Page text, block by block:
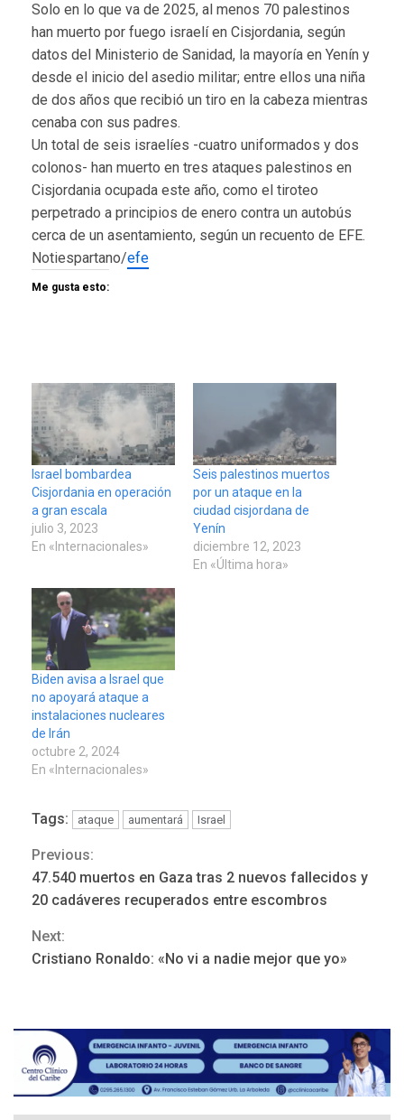
Solo en lo que va de 2025, al menos 70 palestinos
han muerto por fuego israelí en Cisjordania, según
datos del Ministerio de Sanidad, la mayoría en Yenín y
desde el inicio del asedio militar; entre ellos una niña
de dos años que recibió un tiro en la cabeza mientras
cenaba con sus padres.
Un total de seis israelíes -cuatro uniformados y dos
colonos- han muerto en tres ataques palestinos en
Cisjordania ocupada este año, como el tiroteo
perpetrado a principios de enero contra un autobús
cerca de un asentamiento, según un recuento de EFE.
Notiespartano/efe
Me gusta esto:
Israel bombardea
Cisjordania en operación
a gran escala
julio 3, 2023
En «Internacionales»
Seis palestinos muertos
por un ataque en la
ciudad cisjordana de
Yenín
diciembre 12, 2023
En «Última hora»
Biden avisa a Israel que
no apoyará ataque a
instalaciones nucleares
de Irán
octubre 2, 2024
En «Internacionales»
Tags: ataque aumentará Israel
Continue
Reading
Previous:
47.540 muertos en Gaza tras 2 nuevos fallecidos y
20 cadáveres recuperados entre escombros
Next:
Cristiano Ronaldo: «No vi a nadie mejor que yo»
3
ÚLTIMA HORA
ONGs piden a CIDH
4
nueva mesa de diálogo
INTERNACIONALES ÚLTIMA HORA